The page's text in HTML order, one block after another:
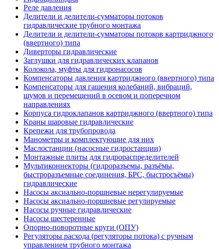
Реле давления
Делители и делители-сумматоры потоков
гидравлические трубного монтажа
Делители и делители-сумматоры потоков картриджного
(ввертного) типа
Диверторы гидравлические
Заглушки для гидравлических клапанов
Колокола, муфты для гидронасосов
Компенсаторы давления картриджного (ввертного) типа
Компенсаторы для гашения колебаний, вибраций,
шумов и перемещений в осевом и поперечном
направлениях
Корпуса гидроклапанов картриджного (ввертного) типа
Краны шаровые гидравлические
Крепежи для трубопровода
Манометры и комплектующие для них
Маслостанции (насосные гидростанции)
Монтажные плиты для гидрораспределителей
Мультиконнекторы (гидроразъемы, разъёмы,
быстроразъемные соединения, БРС, быстросъёмы)
гидравлические
Насосы аксиально-поршневые нерегулируемые
Насосы аксиально-поршневые регулируемые
Насосы ручные гидравлические
Насосы шестеренные
Опорно-поворотные круги (ОПУ)
Регуляторы расхода (регуляторы потока) с ручным
управлением трубного монтажа